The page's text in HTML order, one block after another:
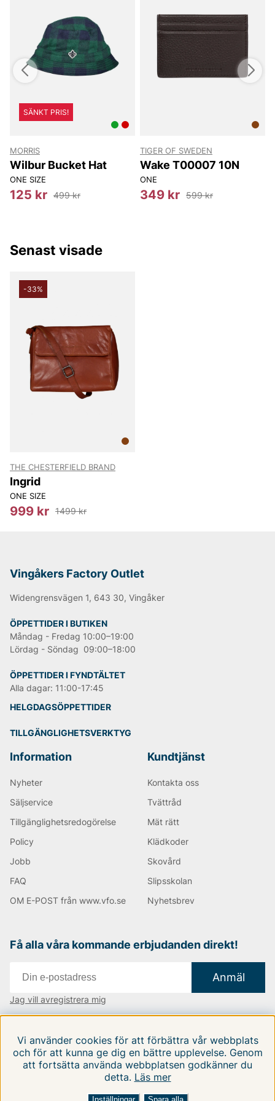
SÄNKT PRIS!
MORRIS
Wilbur Bucket Hat
ONE SIZE
125 kr 499 kr
TIGER OF SWEDEN
Wake T00007 10N
ONE
349 kr 599 kr
Senast visade
-33%
THE CHESTERFIELD BRAND
Ingrid
ONE SIZE
999 kr 1499 kr
Vingåkers Factory Outlet
Widengrensvägen 1, 643 30, Vingåker
ÖPPETTIDER I BUTIKEN
Måndag - Fredag 10:00–19:00
Lördag - Söndag 09:00–18:00
ÖPPETTIDER I FYNDTÄLTET
Alla dagar: 11:00-17:45
HELGDAGSÖPPETTIDER
TILLGÄNGLIGHETSVERKTYG
Information
Nyheter
Säljservice
Tillgänglighetsredogörelse
Policy
Jobb
FAQ
OM E-POST från www.vfo.se
Kundtjänst
Kontakta oss
Tvättråd
Mät rätt
Klädkoder
Skovård
Slipsskolan
Nyhetsbrev
Få alla våra kommande erbjudanden direkt!
Anmäl
Jag vill avregistrera mig
Följ oss på våra sociala medier
Vi använder cookies för att förbättra vår webbplats
och för att kunna ge dig en bättre upplevelse. Genom
att fortsätta använda webbplatsen godkänner du
detta. Läs mer